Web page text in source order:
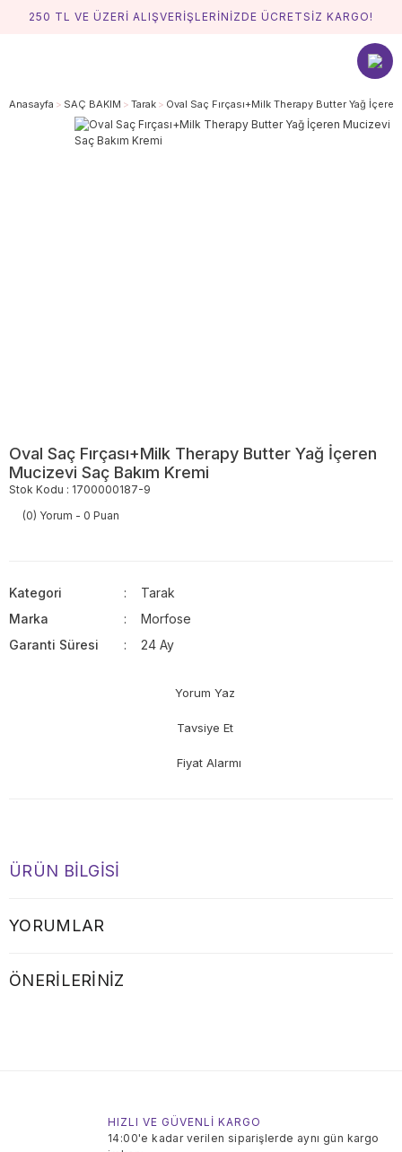
250 TL VE ÜZERİ ALIŞVERİŞLERİNİZDE ÜCRETSİZ KARGO!
Anasayfa SAÇ BAKIM Tarak Oval Saç Fırçası+Milk Therapy Butter Yağ
Oval Saç Fırçası+Milk Therapy Butter Yağ İçeren
Mucizevi Saç Bakım Kremi
Stok Kodu : 1700000187-9
(0) Yorum - 0 Puan
Kategori
Tarak
Marka
Morfose
Garanti Süresi
24 Ay
Yorum Yaz
Tavsiye Et
Fiyat Alarmı
ÜRÜN BILGISI
YORUMLAR
ÖNERILERINIZ
HIZLI VE GÜVENLİ KARGO
14:00'e kadar verilen siparişlerde aynı gün kargo